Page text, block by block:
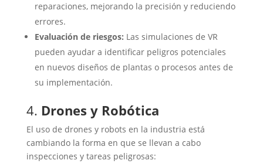
reparaciones, mejorando la precisión y reduciendo
errores.
Evaluación de riesgos: Las simulaciones de VR
pueden ayudar a identificar peligros potenciales
en nuevos diseños de plantas o procesos antes de
su implementación.
4. Drones y Robótica
El uso de drones y robots en la industria está
cambiando la forma en que se llevan a cabo
inspecciones y tareas peligrosas: